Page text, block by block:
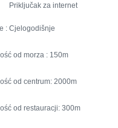
Priključak za internet
: Cjelogodišnje
od morza : 150
od centrum: 2000
od restauracji: 300